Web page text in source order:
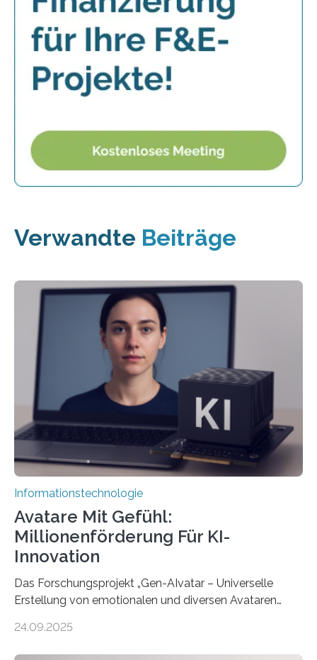
Verwandte Beiträge
Informationstechnologie
Avatare Mit Gefühl:
Millionenförderung Für KI-
Innovation
Das Forschungsprojekt „Gen-AIvatar – Universelle
Erstellung von emotionalen und diversen Avataren
Förderung in Höhe von rund 2 Millionen Euro. Dabei
24.09.2025